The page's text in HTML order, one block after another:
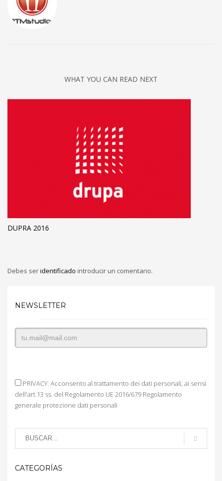
WHAT YOU CAN READ NEXT
DUPRA 2016
Debes seridentificado introducir un comentario.
NEWSLETTER
PRIVACY: Acconsento al trattamento dei dati personali, ai sensi
dell'art.13 ss. del Regolamento UE 2016/679 Regolamento
generale protezione dati personali
CATEGORÍAS